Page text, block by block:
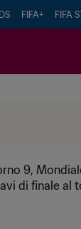
FIFA+ FIFA
9,
di finale al